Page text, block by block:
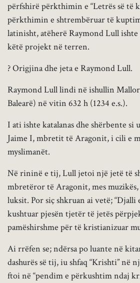
përfshirë përkthimin e “Letrës së të
përkthimin e shtrembëruar të
latinisht, atëherë Raymond Lull
këtë projekt në terren.
? Origjina dhe jeta e Raymond Lull.
Raymond Lull lindi në ishullin
Balearë) në vitin 632 h (1234 e.s.).
I ati ishte katalanas dhe shërbente si
Jaime I, mbretit të Aragonit, i cili e
myslimanët.
Në rininë e tij, Lull jetoi një jetë të
mbretëror të Aragonit, mes muzikës,
luksit. Por siç shkruan ai vetë; “Djalli
kushtuar pjesën tjetër të jetës
pamëshirshme për të kristianizuar
Ai rrëfen se; ndërsa po luante në
dashurës së tij, iu shfaq “Krishti” në
ftoi në “pendim e përkushtim ndaj